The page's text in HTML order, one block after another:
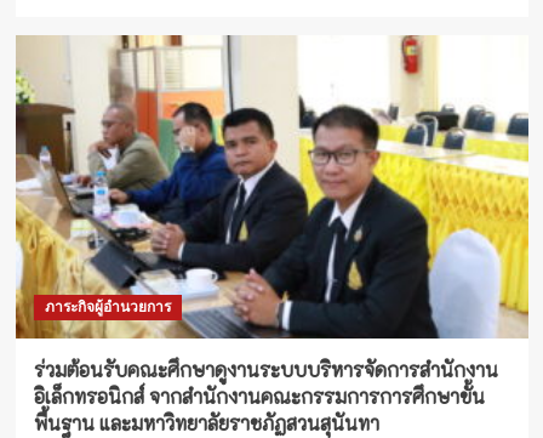
ภาระกิจผู้อำนวยการ
ร่วมต้อนรับคณะศึกษาดูงานระบบบริหารจัดการสำนักงาน
อิเล็กทรอนิกส์ จากสำนักงานคณะกรรมการการศึกษาขั้น
พื้นฐาน และมหาวิทยาลัยราชภัฏสวนสุนันทา